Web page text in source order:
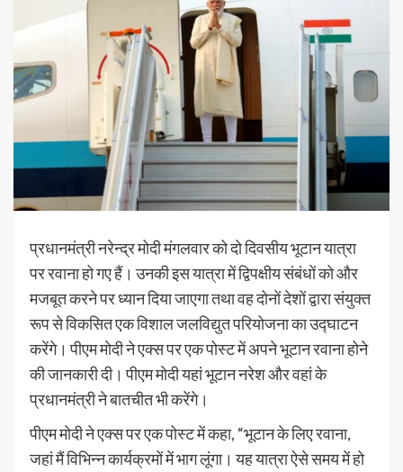
प्रधानमंत्री नरेन्द्र मोदी मंगलवार को दो दिवसीय भूटान यात्रा
पर रवाना हो गए हैं। उनकी इस यात्रा में द्विपक्षीय संबंधों को और
मजबूत करने पर ध्यान दिया जाएगा तथा वह दोनों देशों द्वारा संयुक्त
रूप से विकसित एक विशाल जलविद्युत परियोजना का उद्घाटन
करेंगे। पीएम मोदी ने एक्स पर एक पोस्ट में अपने भूटान रवाना होने
की जानकारी दी। पीएम मोदी यहां भूटान नरेश और वहां के
प्रधानमंत्री ने बातचीत भी करेंगे।
पीएम मोदी ने एक्स पर एक पोस्ट में कहा, “भूटान के लिए रवाना,
जहां मैं विभिन्न कार्यक्रमों में भाग लूंगा। यह यात्रा ऐसे समय में हो